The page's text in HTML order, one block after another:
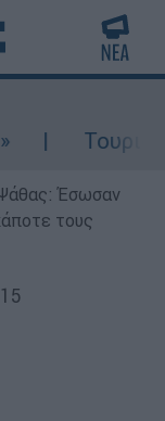
Έσωσαν
τους